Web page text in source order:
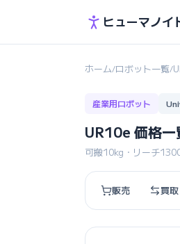
ヒューマノイ
ホーム/ロボット一覧/
産業用ロボット
UR10e 価格一
可搬10kg・リーチ
販売 買取